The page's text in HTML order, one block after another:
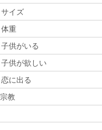
サイズ
体重
子供がいる
子供が欲しい
恋に出る
宗教